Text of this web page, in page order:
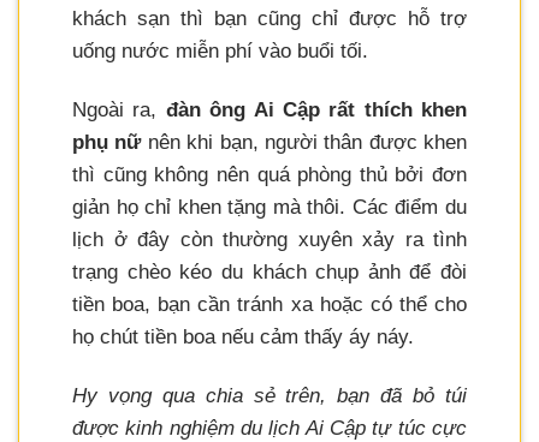
khách sạn thì bạn cũng chỉ được hỗ trợ
uống nước miễn phí vào buổi tối.
Ngoài ra, đàn ông Ai Cập rất thích khen
phụ nữnên khi bạn, người thân được khen
thì cũng không nên quá phòng thủ bởi đơn
giản họ chỉ khen tặng mà thôi. Các điểm du
lịch ở đây còn thường xuyên xảy ra tình
trạng chèo kéo du khách chụp ảnh để đòi
tiền boa, bạn cần tránh xa hoặc có thể cho
họ chút tiền boa nếu cảm thấy áy náy.
Hy vọng qua chia sẻ trên, bạn đã bỏ túi
được kinh nghiệm du lịch Ai Cập tự túc cực